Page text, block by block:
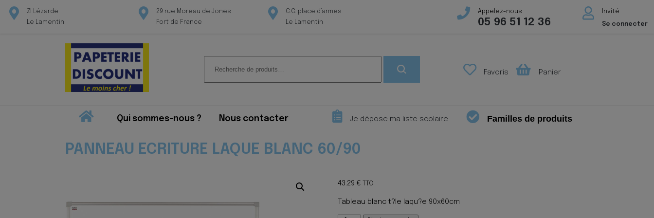
ZI Lézarde
Le Lamentin
29 rue Moreau de Jones
Fort de France
C.C. place d’armes
Le Lamentin
Appelez-nous
05 96 51 12 36
Invité
Se connecter
pour :
Favoris Panier
Qui sommes-nous ? Nous contacter Je dépose ma liste scolaire Familles de produits
PANNEAU ECRITURE LAQUE BLANC 60/90
43.29 € TTC
Tableau blanc t?le laqu?e 90x60cm